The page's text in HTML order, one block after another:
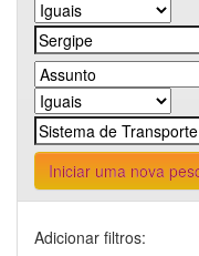
Iniciar uma nova
Adicionar filtros: